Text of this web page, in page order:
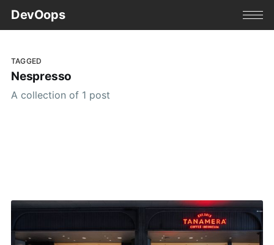
DevOops
TAGGED
Nespresso
A collection of 1 post